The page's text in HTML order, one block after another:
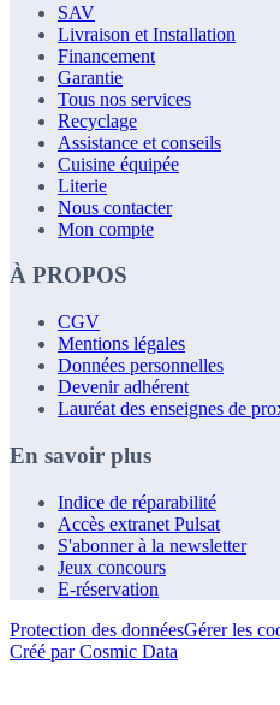
SAV
Livraison et Installation
Financement
Garantie
Tous nos services
Recyclage
Assistance et conseils
Cuisine équipée
Literie
Nous contacter
Mon compte
À PROPOS
CGV
Mentions légales
Données personnelles
Devenir adhérent
Lauréat des enseignes de
En savoir plus
Indice de réparabilité
Accès extranet Pulsat
S'abonner à la newsletter
Jeux concours
E-réservation
Protection des donnéesGérer les
Créé par Cosmic Data